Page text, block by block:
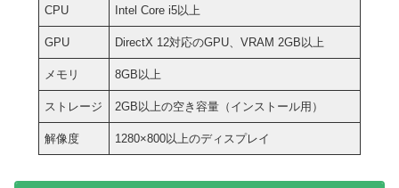
CPU Intel Core i5以上
GPU DirectX 12対応のGPU、VRAM 2GB以上
メモリ 8GB以上
ストレージ 2GB以上の空き容量（インストール用）
解像度 1280×800以上のディスプレイ